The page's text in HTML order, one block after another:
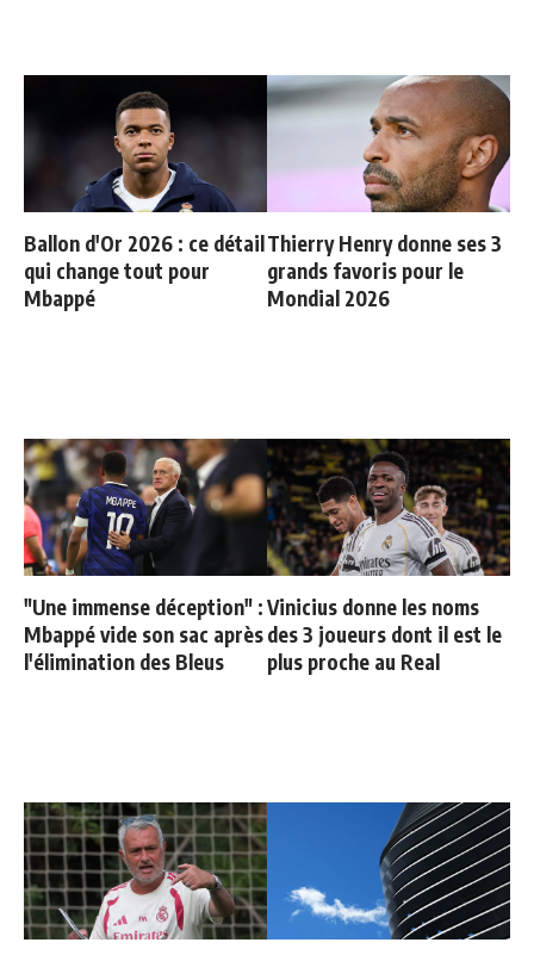
Ballon d'Or 2026 : ce détail
qui change tout pour
Mbappé
Thierry Henry donne ses 3
grands favoris pour le
Mondial 2026
"Une immense déception" :
Mbappé vide son sac après
l'élimination des Bleus
Vinicius donne les noms
des 3 joueurs dont il est le
plus proche au Real